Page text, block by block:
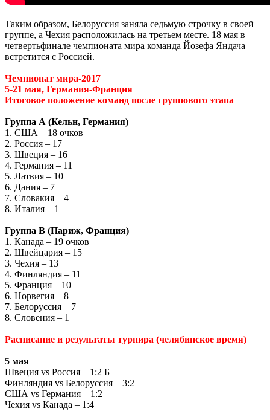
Таким образом, Белоруссия заняла седьмую строчку в своей
группе, а Чехия расположилась на третьем месте. 18 мая в
четвертьфинале чемпионата мира команда Йозефа Яндача
встретится с Россией.
Чемпионат мира-2017
5-21 мая, Германия-Франция
Итоговое положение команд после группового этапа
Группа А (Кельн, Германия)
1. США – 18 очков
2. Россия – 17
3. Швеция – 16
4. Германия – 11
5. Латвия – 10
6. Дания – 7
7. Словакия – 4
8. Италия – 1
Группа В (Париж, Франция)
1. Канада – 19 очков
2. Швейцария – 15
3. Чехия – 13
4. Финляндия – 11
5. Франция – 10
6. Норвегия – 8
7. Белоруссия – 7
8. Словения – 1
Расписание и результаты турнира (челябинское время)
5 мая
Швеция vs Россия – 1:2 Б
Финляндия vs Белоруссия – 3:2
США vs Германия – 1:2
Чехия vs Канада – 1:4